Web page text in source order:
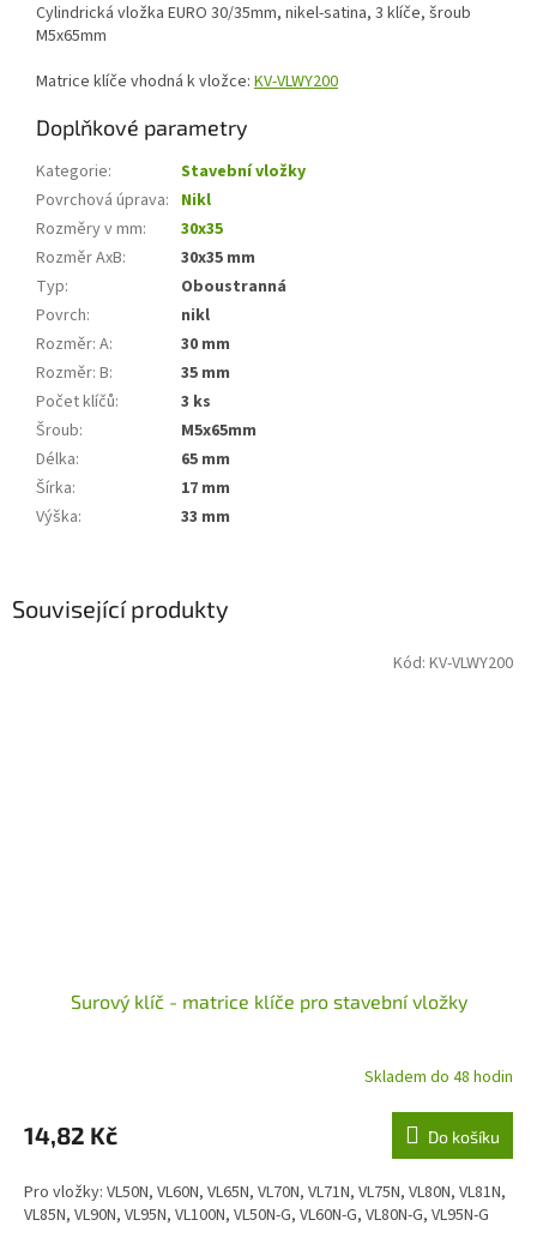
Související produkty
Surový klíč - matrice klíče pro stavební vložky
Skladem do 48 hodin
14,82 Kč Do košíku
Pro vložky: VL50N, VL60N, VL65N, VL70N, VL71N, VL75N, VL80N, VL81N,
VL85N, VL90N, VL95N, VL100N, VL50N-G, VL60N-G, VL80N-G, VL95N-G
Kód: KV-VLWY200
Cylindrická vložka EURO 30/35mm, nikel-satina, 3 klíče, šroub
M5x65mm
Matrice klíče vhodná k vložce: KV-VLWY200
Doplňkové parametry
Kategorie:
Stavební vložky
Povrchová úprava: Nikl
Rozměry v mm:
30x35
Rozměr AxB:
30x35 mm
Typ:
Oboustranná
Povrch:
nikl
Rozměr: A:
30 mm
Rozměr: B:
35 mm
Počet klíčů:
3 ks
Šroub:
M5x65mm
Délka:
65 mm
Šírka:
17 mm
Výška: 33 mm